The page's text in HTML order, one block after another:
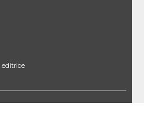
editrice